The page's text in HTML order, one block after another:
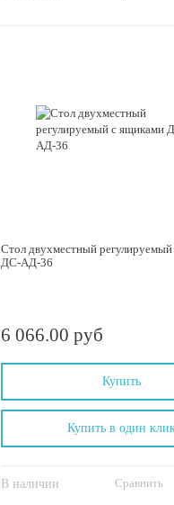
Стол двухместный
ДС-АД-36
6 066.00 руб
Купить
В наличии Сравнить
Купить в один